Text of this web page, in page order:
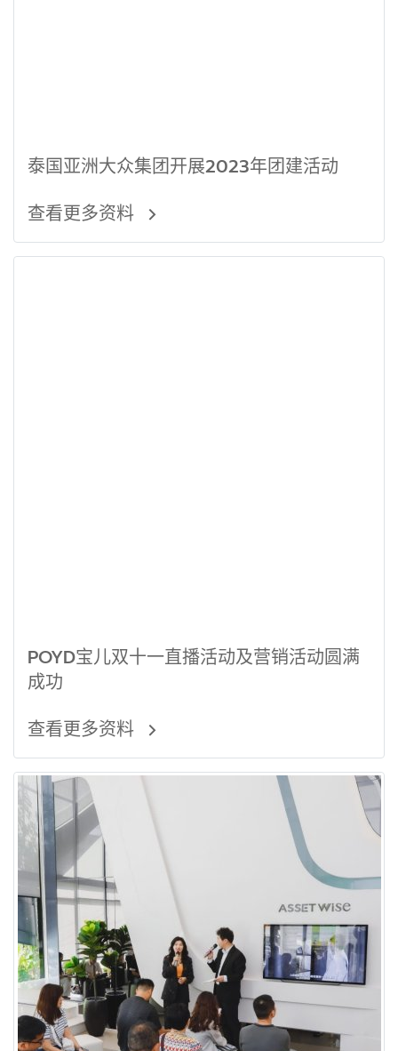
泰国亚洲大众集团开展2023年团建活动
查看更多资料
POYD宝儿双十一直播活动及营销活动圆满
成功
查看更多资料